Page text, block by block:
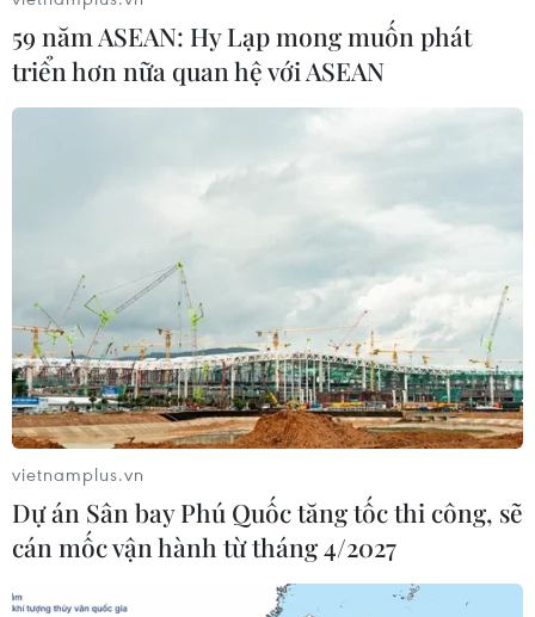
59 năm ASEAN: Hy Lạp mong muốn phát
triển hơn nữa quan hệ với ASEAN
vietnamplus.vn
Dự án Sân bay Phú Quốc tăng tốc thi công, sẽ
cán mốc vận hành từ tháng 4/2027